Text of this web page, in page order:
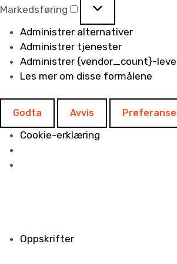
Markedsføring
Administrer alternativer
Administrer tjenester
Administrer {vendor_count}-
Les mer om disse formålene
Godta Avvis
Cookie-erklæring
Oppskrifter